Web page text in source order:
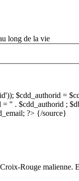
long de la vie
$cdd_authorid =
" . $cdd_authorid ;
?> {/source}
Rouge malienne.